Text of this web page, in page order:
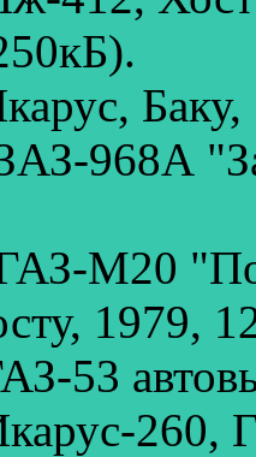
968А
М20
1979,
53
260,